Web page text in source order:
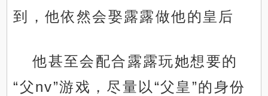
到，他依然会娶露露做他的皇后
他甚至会配合露露玩她想要的
“父nv”游戏，尽量以“父皇”的身份